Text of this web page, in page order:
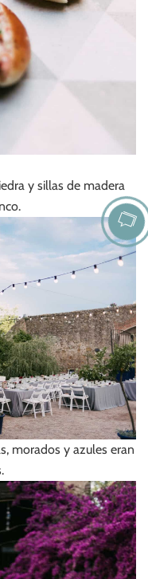
y sillas de madera
morados y azules eran